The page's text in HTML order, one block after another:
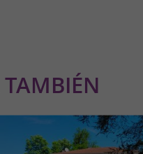
TAMBIÉN